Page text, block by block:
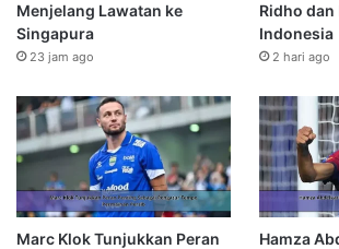
Menjelang Lawatan ke
Singapura
23 jam ago
Ridho dan
Indonesia
2 hari ago
Marc Klok Tunjukkan Peran
Hamza